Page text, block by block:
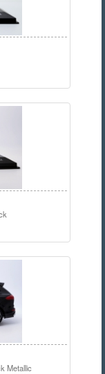
Metallic